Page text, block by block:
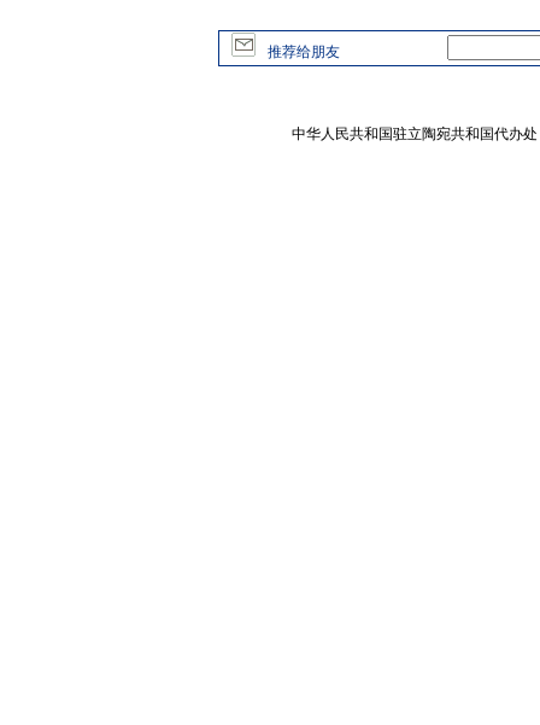
推荐给朋友
中华人民共和国驻立陶宛共和国代办处